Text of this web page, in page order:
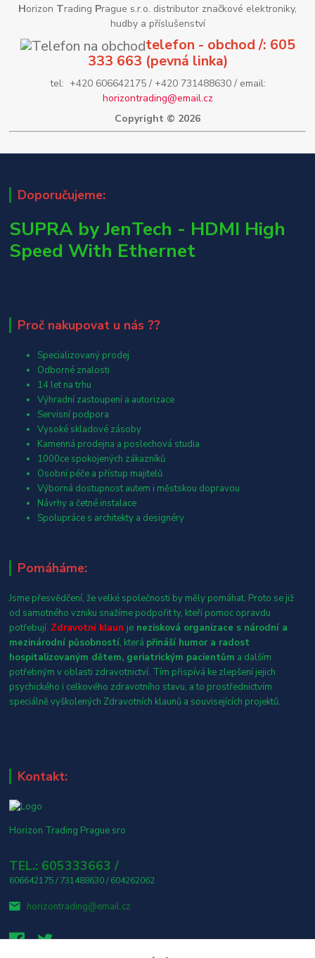
Horizon Trading Prague s.r.o. distributor značkové elektroniky,
hudby a příslušenství
telefon - obchod /: 605
333 663 (pevná linka)
tel: +420 606642175 / +420 731488630 / email:
horizontrading@email.cz
Copyright © 2026
Doporučujeme:
SUPRA by JenTech - HDMI High
Speed With Ethernet
Proč nakupovat u nás ??
Specializovaný prodej
Odborné znalosti
14 let na trhu
Výhradní zastoupení a autorizace
Servisní podpora
Vysoké skladové zásoby
Kamenná prodejna a poslechová studia
1000ce spokojených zákazníků
Osobní péče a přístup majitelů
Výborná dostupnost autem i městskou dopravou
Návrhy a četné instalace
Spolupráce s architekty a designéry
Pomáháme:
Jsme přesvědčení, že velké společnosti by měly pomáhat. Proto se již
od samotného vzniku snažíme podpořit ty, kteří pomoc opravdu
potřebují. Zdravotní klaun je nezisková organizace s národní a
mezinárodní působností, která přináší humor a radost
hospitalizovaným dětem, geriatrickým pacientům a dalším
potřebným v oblasti zdravotnictví. Tím přispívá ke zlepšení jejich
psychického i celkového zdravotního stavu, a to prostřednictvím
speciálně vyškolených Zdravotních klaunů a souvisejících projektů.
Kontakt:
Horizon Trading Prague sro
TEL.: 605333663 /
606642175 / 731488630 / 604262062
horizontrading@email.cz